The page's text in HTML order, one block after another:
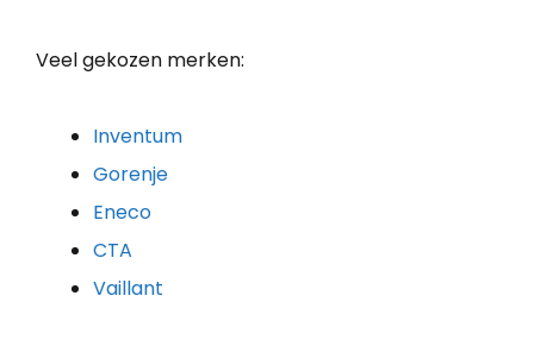
Veel gekozen merken:
Inventum
Gorenje
Eneco
CTA
Vaillant